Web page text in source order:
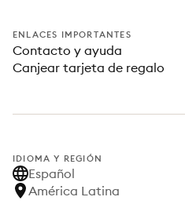
ENLACES IMPORTANTES
Contacto y ayuda
Canjear tarjeta de regalo
IDIOMA Y REGIÓN
Español
América Latina